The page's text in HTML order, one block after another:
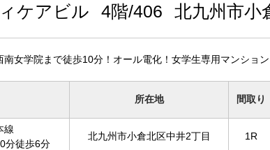
ケアビル 4階/406 北九州市小
南女学院まで徒歩10分！オール電化！女学生専用マンション
所在地 間取り
線
分徒歩6分
北九州市小倉北区中井2丁目 1R